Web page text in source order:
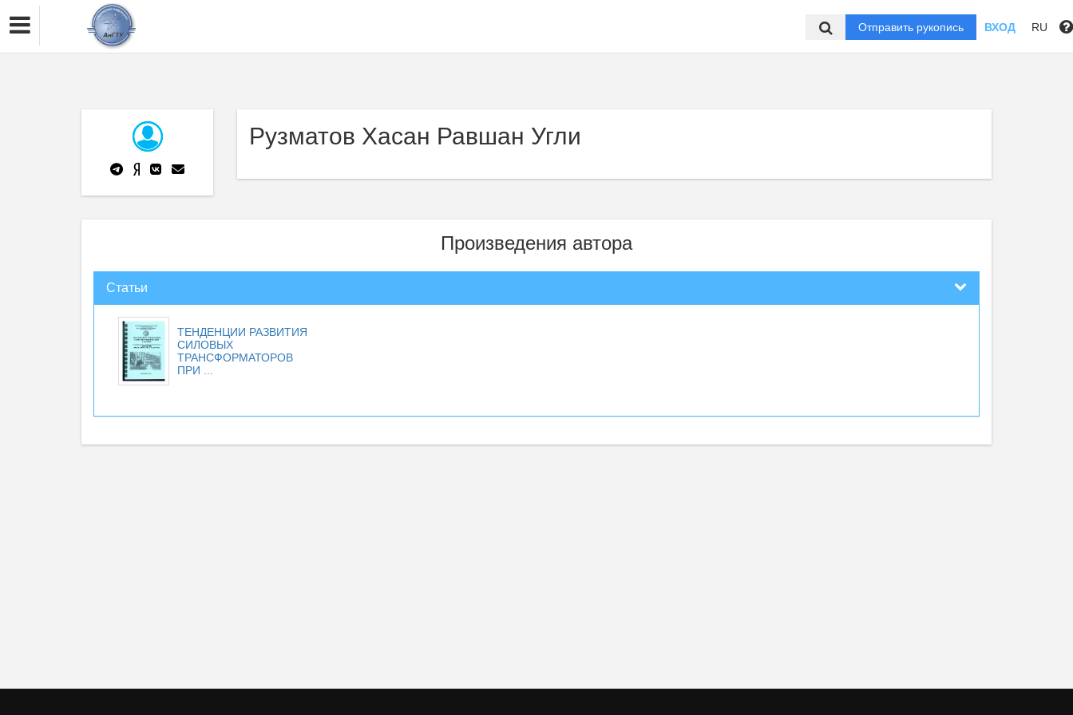
Отправить рукопись ВХОД RU
Рузматов Хасан Равшан Угли
Произведения автора
Статьи
ТЕНДЕНЦИИ РАЗВИТИЯ
СИЛОВЫХ
ТРАНСФОРМАТОРОВ
ПРИ ...